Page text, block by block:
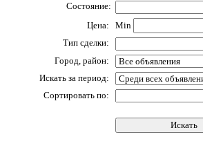
Состояние:
Цена:
Min
Тип сделки:
Город, район:
Искать за период:
Сортировать по: